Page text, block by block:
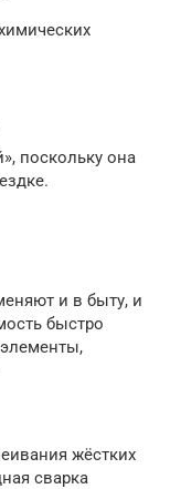
поскольку она
и в быту, и
быстро
жёстких
сварка